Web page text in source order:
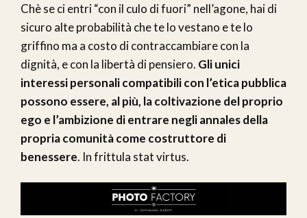
Chè se ci entri “con il culo di fuori” nell’agone, hai di
sicuro alte probabilità che te lo vestano e te lo
griffino ma a costo di contraccambiare con la
dignità, e con la libertà di pensiero. Gli unici
interessi personali compatibili con l’etica pubblica
possono essere, al più, la coltivazione del proprio
ego e l’ambizione di entrare negli annales della
propria comunità come costruttore di
benessere. In frittula stat virtus.